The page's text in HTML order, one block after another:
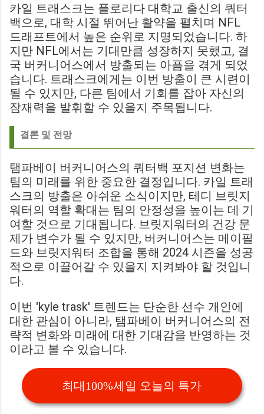
카일 트래스크는 플로리다 대학교 출신의 쿼터
백으로, 대학 시절 뛰어난 활약을 펼치며 NFL
드래프트에서 높은 순위로 지명되었습니다. 하
지만 NFL에서는 기대만큼 성장하지 못했고, 결
국 버커니어스에서 방출되는 아픔을 겪게 되었
습니다. 트래스크에게는 이번 방출이 큰 시련이
될 수 있지만, 다른 팀에서 기회를 잡아 자신의
잠재력을 발휘할 수 있을지 주목됩니다.
결론 및 전망
탬파베이 버커니어스의 쿼터백 포지션 변화는
팀의 미래를 위한 중요한 결정입니다. 카일 트래
스크의 방출은 아쉬운 소식이지만, 테디 브릿지
워터의 역할 확대는 팀의 안정성을 높이는 데 기
여할 것으로 기대됩니다. 브릿지워터의 건강 문
제가 변수가 될 수 있지만, 버커니어스는 메이필
드와 브릿지워터 조합을 통해 2024 시즌을 성공
적으로 이끌어갈 수 있을지 지켜봐야 할 것입니
다.
이번 'kyle trask' 트렌드는 단순한 선수 개인에
대한 관심이 아니라, 탬파베이 버커니어스의 전
략적 변화와 미래에 대한 기대감을 반영하는 것
이라고 볼 수 있습니다.
최대100%세일 오늘의 특가